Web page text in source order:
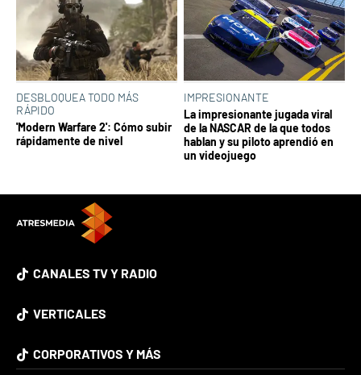
DESBLOQUEA TODO MÁS
RÁPIDO
'Modern Warfare 2': Cómo subir
rápidamente de nivel
IMPRESIONANTE
La impresionante jugada viral
de la NASCAR de la que todos
hablan y su piloto aprendió en
un videojuego
CANALES TV Y RADIO
VERTICALES
CORPORATIVOS Y MÁS